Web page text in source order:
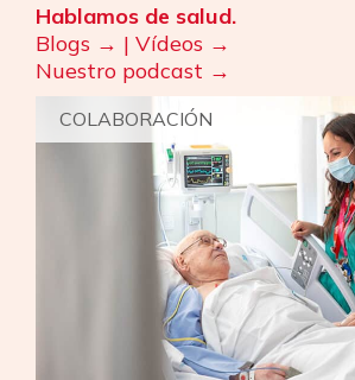
Hablamos de salud.
Blogs → | Vídeos →
Nuestro podcast
COLABORACIÓN